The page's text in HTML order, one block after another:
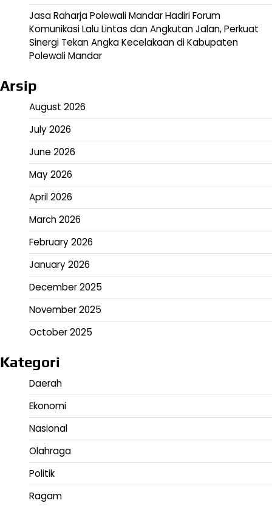
Jasa Raharja Polewali Mandar Hadiri Forum
Komunikasi Lalu Lintas dan Angkutan Jalan, Perkuat
Sinergi Tekan Angka Kecelakaan di Kabupaten
Polewali Mandar
Arsip
August 2026
July 2026
June 2026
May 2026
April 2026
March 2026
February 2026
January 2026
December 2025
November 2025
October 2025
Kategori
Daerah
Ekonomi
Nasional
Olahraga
Politik
Ragam